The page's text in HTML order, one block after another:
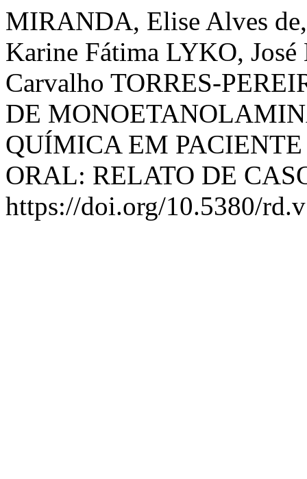
MIRANDA, Elise Alves
Karine Fátima LYKO,
Carvalho TORRES-
DE
QUÍMICA EM
ORAL: RELATO DE
https://doi.org/10.5380/